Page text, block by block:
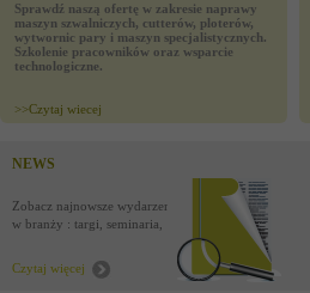
Sprawdź naszą ofertę w zakresie naprawy
maszyn szwalniczych, cutterów, ploterów,
wytwornic pary i maszyn specjalistycznych.
Szkolenie pracowników oraz wsparcie
technologiczne.
>>Czytaj wiecej
NEWS
Zobacz najnowsze wydarzenia
w branży : targi, seminaria,
Czytaj więcej